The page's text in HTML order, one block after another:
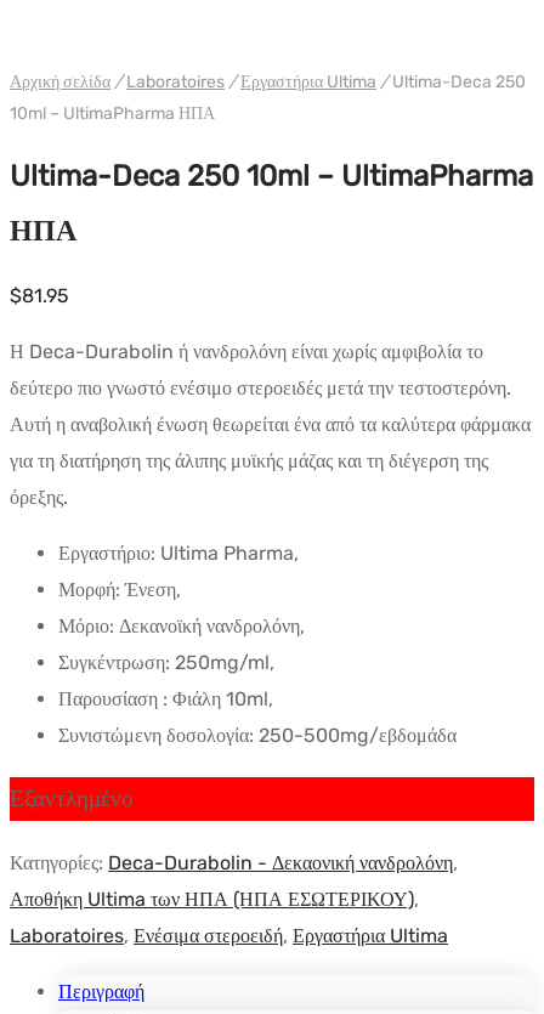
Αρχική σελίδα / Laboratoires /Εργαστήρια Ultima /Ultima-Deca 250
10ml – UltimaPharma ΗΠΑ
Ultima-Deca 250 10ml – UltimaPharma
ΗΠΑ
$81.95
Η Deca-Durabolin ή νανδρολόνη είναι χωρίς αμφιβολία το
δεύτερο πιο γνωστό ενέσιμο στεροειδές μετά την τεστοστερόνη.
Αυτή η αναβολική ένωση θεωρείται ένα από τα καλύτερα φάρμακα
για τη διατήρηση της άλιπης μυϊκής μάζας και τη διέγερση της
όρεξης.
Εργαστήριο: Ultima Pharma,
Μορφή: Ένεση,
Μόριο: Δεκανοϊκή νανδρολόνη,
Συγκέντρωση: 250mg/ml,
Παρουσίαση : Φιάλη 10ml,
Συνιστώμενη δοσολογία: 250-500mg/εβδομάδα
Εξαντλημένο
Κατηγορίες: Deca-Durabolin - Δεκαονική νανδρολόνη,
Αποθήκη Ultima των ΗΠΑ (ΗΠΑ ΕΣΩΤΕΡΙΚΟΥ),
Laboratoires, Ενέσιμα στεροειδή, Εργαστήρια Ultima
Περιγραφή